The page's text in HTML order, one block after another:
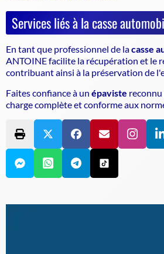
Services liés à la casse
En tant que professionnel de lacasse
ANTOINE facilite la récupération et le
contribuant ainsi à la préservation de
Faites confiance à un épaviste reconnu
charge complète et conforme aux